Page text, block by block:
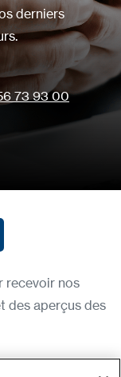
derniers
73 93 00
recevoir nos
des aperçus des